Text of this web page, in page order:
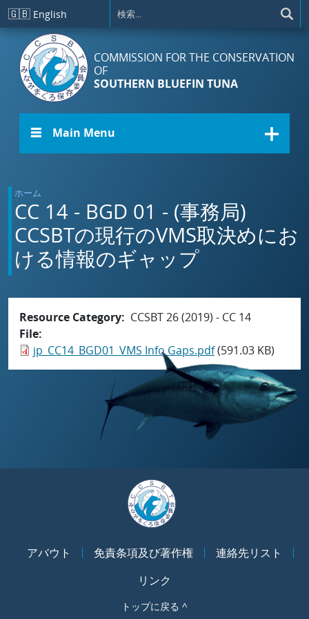
メインコンテンツに移動
🇬🇧 English
COMMISSION FOR THE CONSERVATION
OF
SOUTHERN BLUEFIN TUNA
☰ Main Menu
ホーム
CC 14 - BGD 01 - (事務局)
CCSBTの現行のVMS取決めにお
ける情報のギャップ
Resource Category
CCSBT 26 (2019) - CC 14
File
jp_CC14_BGD01_VMS Info Gaps.pdf(591.03 KB)
アバウト 免責条項及び著作権
連絡先リスト
リンク
トップに戻る ^